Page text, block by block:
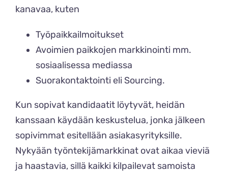
kanavaa, kuten
Työpaikkailmoitukset
Avoimien paikkojen markkinointi mm.
sosiaalisessa mediassa
Suorakontaktointi eli Sourcing.
Kun sopivat kandidaatit löytyvät, heidän
kanssaan käydään keskustelua, jonka jälkeen
sopivimmat esitellään asiakasyrityksille.
Nykyään työntekijämarkkinat ovat aikaa vieviä
ja haastavia, sillä kaikki kilpailevat samoista